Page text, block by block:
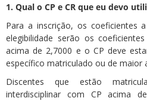
1. Qual o CP e CR que eu devo
Para a inscrição, os coeficientes
elegibilidade serão os
acima de 2,7000 e o CP deve
específico matriculado ou de maior
Discentes que estão
interdisciplinar com CP acima